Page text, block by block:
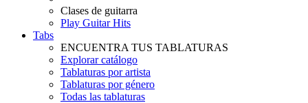
Clases de guitarra
Play Guitar Hits
Tabs
ENCUENTRA TUS TABLATURAS
Explorar catálogo
Tablaturas por artista
Tablaturas por género
Todas las tablaturas